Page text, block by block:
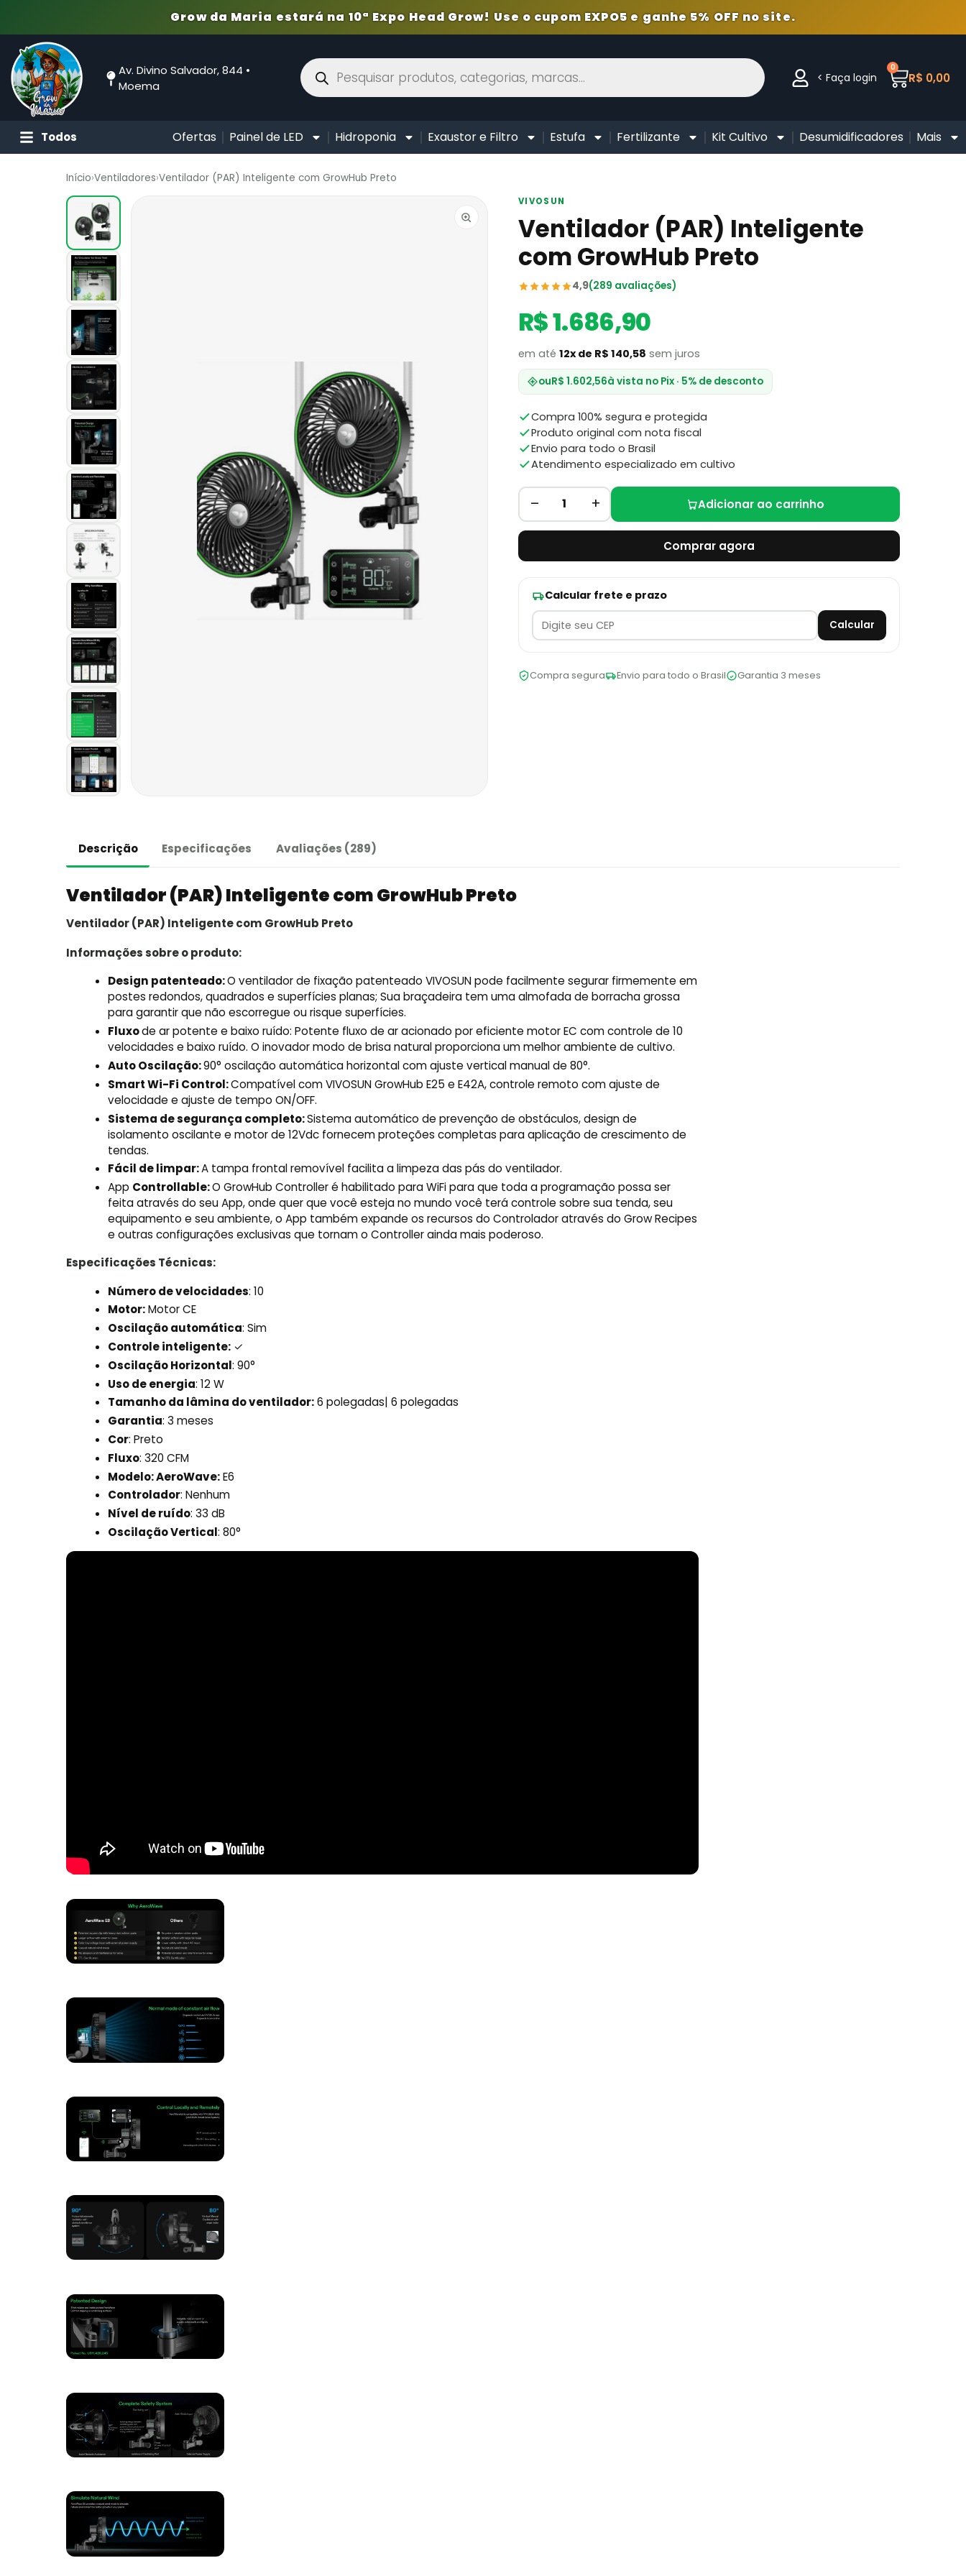
Grow da Maria estará na 10ª Expo Head Grow! Use o cupom EXPO5 e ganhe 5% OFF no site.
Av. Divino Salvador, 844 •
Moema
< Faça login R$ 0,00
0
Todos Ofertas Painel de LED Hidroponia Exaustor e Filtro Estufa Fertilizante Kit Cultivo Desumidificadores Mais
Início›Ventiladores›Ventilador (PAR) Inteligente com GrowHub Preto
VIVOSUN
Ventilador (PAR) Inteligente
com GrowHub Preto
4,9(289 avaliações)
R$ 1.686,90
em até 12x de R$ 140,58 sem juros
ouR$ 1.602,56à vista no Pix · 5% de desconto
Compra 100% segura e protegida
Produto original com nota fiscal
Envio para todo o Brasil
Atendimento especializado em cultivo
– 1 + Adicionar ao carrinho
Comprar agora
Calcular frete e prazo
Calcular
Compra segura Envio para todo o Brasil Garantia 3 meses
Descrição Especificações Avaliações (289)
Ventilador (PAR) Inteligente com GrowHub Preto
Ventilador (PAR) Inteligente com GrowHub Preto
Informações sobre o produto:
Design patenteado:O ventilador de fixação patenteado VIVOSUN pode facilmente segurar firmemente em
postes redondos, quadrados e superfícies planas; Sua braçadeira tem uma almofada de borracha grossa
para garantir que não escorregue ou risque superfícies.
Fluxode ar potente e baixo ruído: Potente fluxo de ar acionado por eficiente motor EC com controle de 10
velocidades e baixo ruído. O inovador modo de brisa natural proporciona um melhor ambiente de cultivo.
Auto Oscilação:90° oscilação automática horizontal com ajuste vertical manual de 80°.
Smart Wi-Fi Control:Compatível com VIVOSUN GrowHub E25 e E42A, controle remoto com ajuste de
velocidade e ajuste de tempo ON/OFF.
Sistema de segurança completo:Sistema automático de prevenção de obstáculos, design de
isolamento oscilante e motor de 12Vdc fornecem proteções completas para aplicação de crescimento de
tendas.
Fácil de limpar:A tampa frontal removível facilita a limpeza das pás do ventilador.
App Controllable:O GrowHub Controller é habilitado para WiFi para que toda a programação possa ser
feita através do seu App, onde quer que você esteja no mundo você terá controle sobre sua tenda, seu
equipamento e seu ambiente, o App também expande os recursos do Controlador através do Grow Recipes
e outras configurações exclusivas que tornam o Controller ainda mais poderoso.
Especificações Técnicas:
Número de velocidades: 10
Motor:Motor CE
Oscilação automática: Sim
Controle inteligente: ✓
Oscilação Horizontal: 90°
Uso de energia: 12 W
Tamanho da lâmina do ventilador:6 polegadas| 6 polegadas
Garantia: 3 meses
Cor: Preto
Fluxo: 320 CFM
Modelo: AeroWave:E6
Controlador: Nenhum
Nível de ruído: 33 dB
Oscilação Vertical: 80°